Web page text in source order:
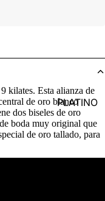
PLATINO
kilates. Esta alianza de
de oro blanco
dos biseles de oro
boda muy original que
de oro tallado, para